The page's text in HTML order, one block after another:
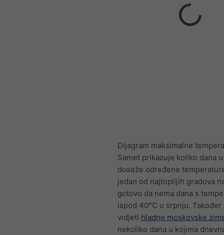
Dijagram maksimalne
Samet prikazuje koliko dana
doseže određene
jedan od najtoplijih gradova
gotovo da nema dana s
ispod 40°C u srpnju. Također
vidjeti hladne moskovske
nekoliko dana u kojima